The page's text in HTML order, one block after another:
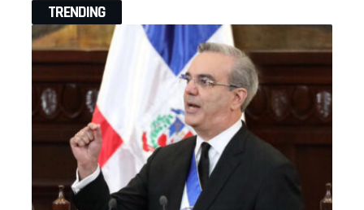
TRENDING